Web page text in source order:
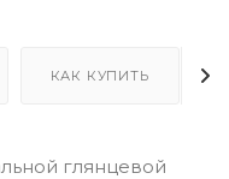
КАК КУПИТЬ
глянцевой